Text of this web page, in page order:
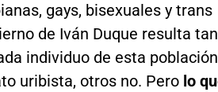
gays, bisexuales y trans
de Iván Duque resulta tan
individuo de esta
uribista, otros no. Pero lo